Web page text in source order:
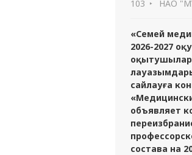
103
НАО
«Семей
2026-2027
сайлауға
объявляет
состава на